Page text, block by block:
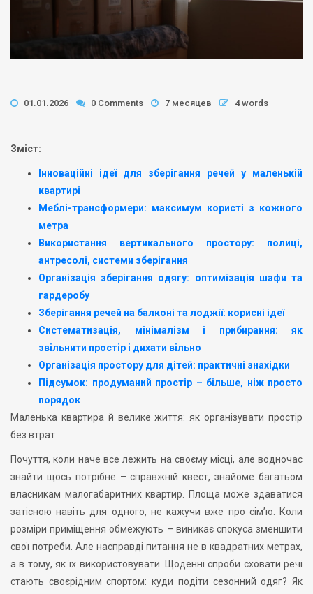
01.01.2026 0 Comments 7 месяцев 4 words
Зміст:
Інноваційні ідеї для зберігання речей у маленькій
квартирі
Меблі-трансформери: максимум користі з кожного
метра
Використання вертикального простору: полиці,
антресолі, системи зберігання
Організація зберігання одягу: оптимізація шафи та
гардеробу
Зберігання речей на балконі та лоджії: корисні ідеї
Систематизація, мінімалізм і прибирання: як
звільнити простір і дихати вільно
Організація простору для дітей: практичні знахідки
Підсумок: продуманий простір – більше, ніж просто
порядок
Маленька квартира й велике життя: як організувати простір
без втрат
Почуття, коли наче все лежить на своєму місці, але водночас
знайти щось потрібне – справжній квест, знайоме багатьом
власникам малогабаритних квартир. Площа може здаватися
затісною навіть для одного, не кажучи вже про сім’ю. Коли
розміри приміщення обмежують – виникає спокуса зменшити
свої потреби. Але насправді питання не в квадратних метрах,
а в тому, як їх використовувати. Щоденні спроби сховати речі
стають своєрідним спортом: куди подіти сезонний одяг? Як